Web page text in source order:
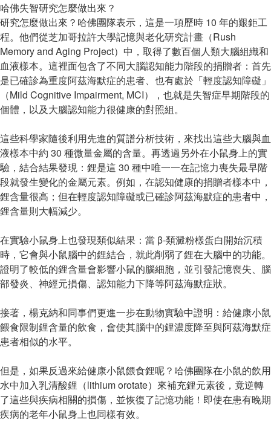
哈佛失智研究怎麼做出來？
研究怎麼做出來？哈佛團隊表示，這是一項歷時 10 年的艱鉅工
程。他們從芝加哥拉許大學記憶與老化研究計畫（Rush
Memory and Aging Project）中，取得了數百個人類大腦組織和
血液樣本。這裡面包含了不同大腦認知能力階段的捐贈者：首先
是已確診為重度阿茲海默症的患者、也有處於「輕度認知障礙」
（Mild Cognitive Impairment, MCI），也就是失智症早期階段的
個體，以及大腦認知能力很健康的對照組。
這些科學家隨後利用先進的質譜分析技術，來找出這些大腦與血
液樣本中約 30 種微量金屬的含量。再透過另外在小鼠身上的實
驗，結合結果發現：鋰是這 30 種中唯一一在記憶力喪失最早階
段就發生變化的金屬元素。例如，在認知健康的捐贈者樣本中，
鋰含量很高；但在輕度認知障礙或已確診阿茲海默症的患者中，
鋰含量則大幅減少。
在實驗小鼠身上也發現類似結果：當 β-類澱粉樣蛋白開始沉積
時，它會與小鼠腦中的鋰結合，就此削弱了鋰在大腦中的功能。
證明了較低的鋰含量會影響小鼠的腦細胞，並引發記憶喪失、腦
部發炎、神經元損傷、認知能力下降等阿茲海默症狀。
接著，楊克納和同事們更進一步在動物實驗中證明：給健康小鼠
餵食限制鋰含量的飲食，會使其腦中的鋰濃度降至與阿茲海默症
患者相似的水平。
但是，如果反過來給健康小鼠餵食鋰呢？哈佛團隊在小鼠的飲用
水中加入乳清酸鋰（lithium orotate）來補充鋰元素後，竟逆轉
了這些與疾病相關的損傷，並恢復了記憶功能！即使在患有晚期
疾病的老年小鼠身上也同樣有效。